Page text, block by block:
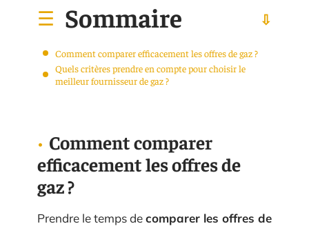
Sommaire
Comment comparer efficacement les offres de gaz ?
Quels critères prendre en compte pour choisir le
meilleur fournisseur de gaz ?
Comment comparer
efficacement les offres de
gaz ?
Prendre le temps decomparer les offres de